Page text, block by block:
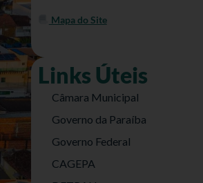
Mapa do Site
Links Úteis
Câmara Municipal
Governo da Paraíba
Governo Federal
CAGEPA